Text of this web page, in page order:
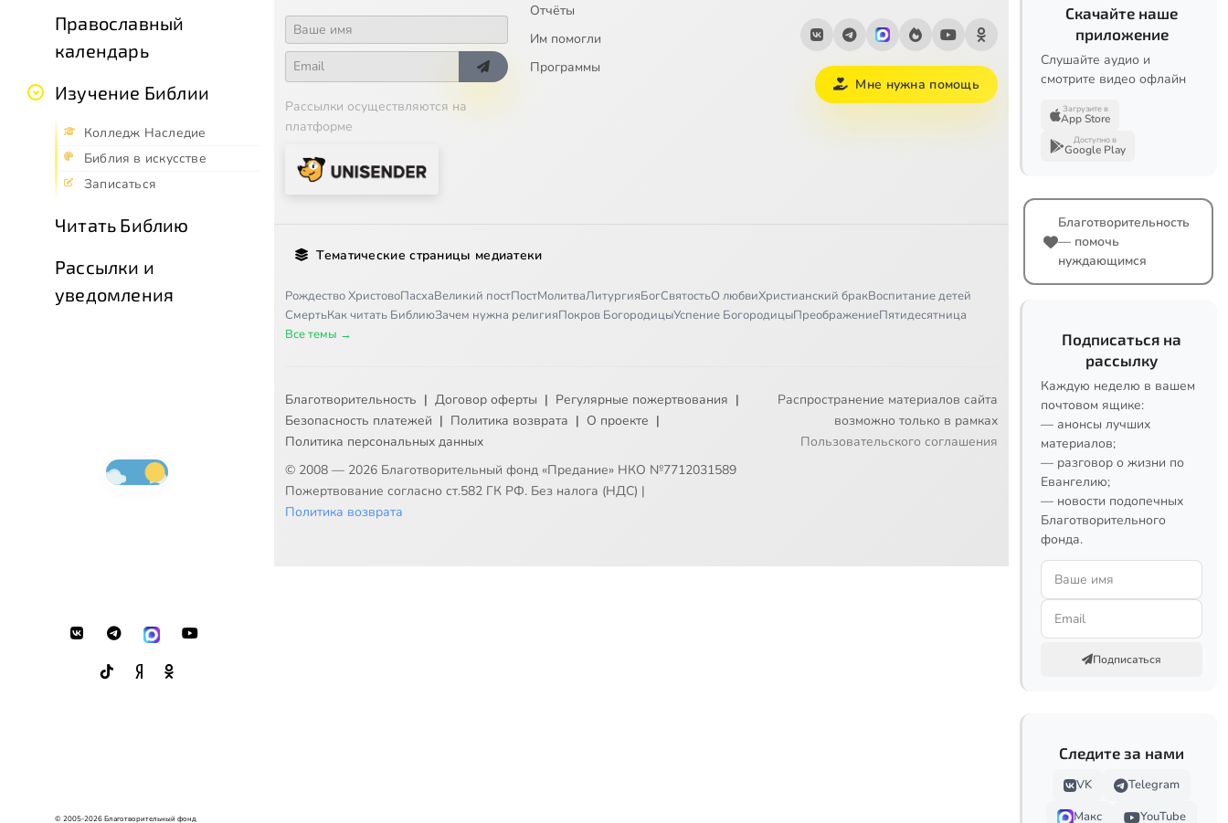
Православный
календарь
Изучение Библии
Колледж Наследие
Библия в искусстве
Записаться
Читать Библию
Рассылки и
уведомления
© 2005-2026 Благотворительный фонд
Рассылки осуществляются на
платформе
Отчёты
Им помогли
Программы
Мне нужна помощь
Тематические страницы медиатеки
Рождество ХристовоПасхаВеликий постПостМолитваЛитургияБогСвятостьО любвиХристианский бракВоспитание детей
СмертьКак читать БиблиюЗачем нужна религияПокров БогородицыУспение БогородицыПреображениеПятидесятница
Все темы →
Благотворительность | Договор оферты | Регулярные пожертвования |
Безопасность платежей | Политика возврата | О проекте |
Политика персональных данных
© 2008 — 2026 Благотворительный фонд «Предание» НКО №7712031589
Пожертвование согласно ст.582 ГК РФ. Без налога (НДС) |
Политика возврата
Распространение материалов сайта
возможно только в рамках
Пользовательского соглашения
Скачайте наше
приложение
Слушайте аудио и
смотрите видео офлайн
Загрузите в
App Store
Доступно в
Google Play
Благотворительность
— помочь
нуждающимся
Подписаться на
рассылку
Каждую неделю в вашем
почтовом ящике:
— анонсы лучших
материалов;
— разговор о жизни по
Евангелию;
— новости подопечных
Благотворительного
фонда.
Подписаться
Следите за нами
VK
Telegram
Макс
YouTube